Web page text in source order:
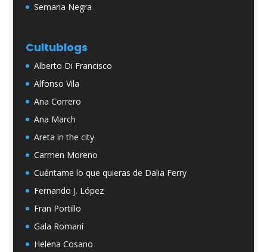
Semana Negra
Cultublogs
Alberto Di Francisco
Alfonso Vila
Ana Correro
Ana March
Areta in the city
Carmen Moreno
Cuéntame lo que quieras de Dalia Ferry
Fernando J. López
Fran Portillo
Gala Romaní
Helena Cosano